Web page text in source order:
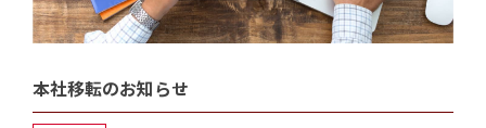
本社移転のお知らせ